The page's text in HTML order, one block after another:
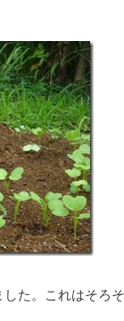
た。これはそろそ